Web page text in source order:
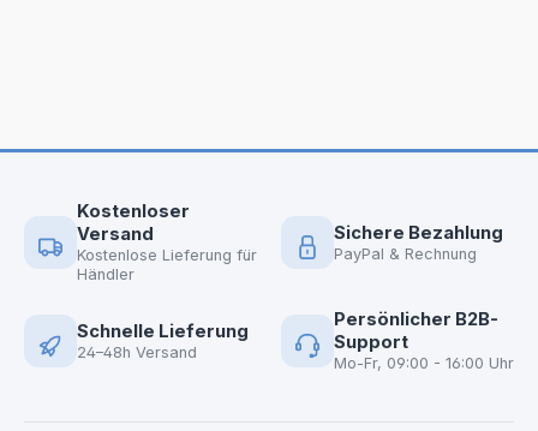
Kostenloser
Versand
Kostenlose Lieferung für
Händler
Sichere Bezahlung
PayPal & Rechnung
Schnelle Lieferung
24–48h Versand
Persönlicher B2B-
Support
Mo-Fr, 09:00 - 16:00 Uhr